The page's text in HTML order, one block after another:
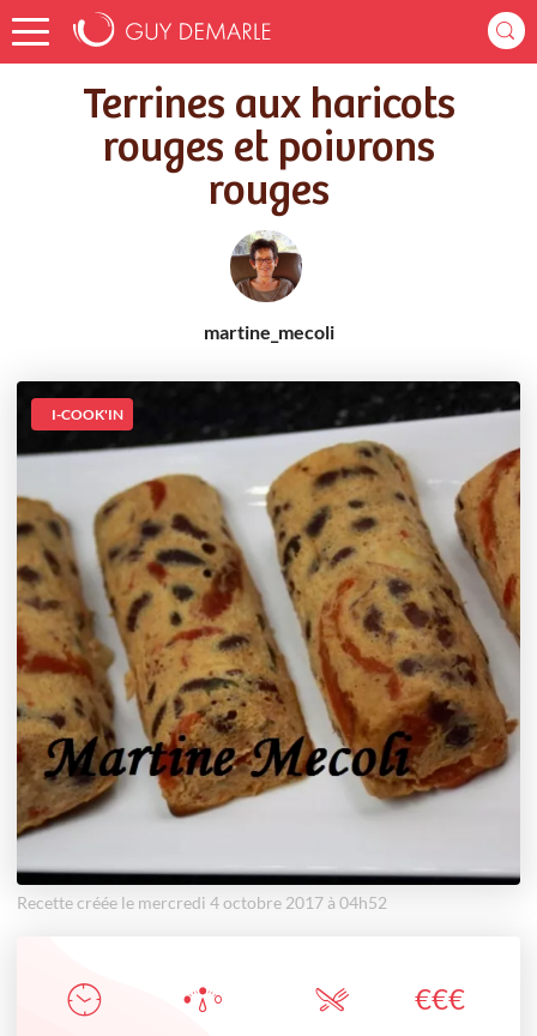
Accueil
Recettes
Terrines aux haricots rouges et poivrons rouges
Terrines aux haricots
rouges et poivrons
rouges
martine_mecoli
I-COOK'IN
Recette créée le mercredi 4 octobre 2017 à 04h52
€€€